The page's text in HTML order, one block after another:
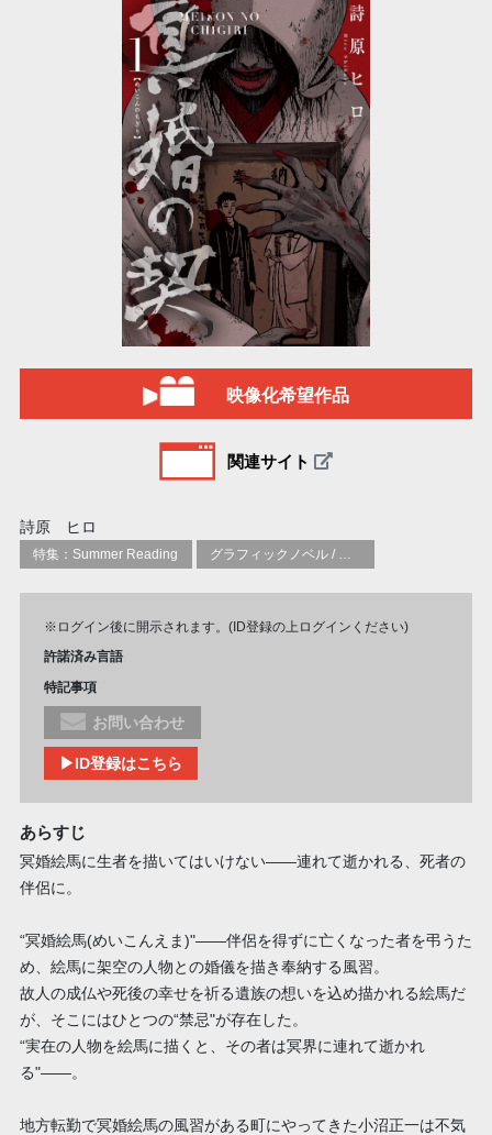
映像化希望作品
関連サイト
詩原 ヒロ
特集：Summer Reading
※ログイン後に開示されます。(ID登録の上ログインください)
許諾済み言語
特記事項
お問い合わせ
▶ID登録はこちら
あらすじ
冥婚絵馬に生者を描いてはいけない――連れて逝かれる、死者の
伴侶に。
“冥婚絵馬(めいこんえま)"――伴侶を得ずに亡くなった者を弔うた
め、絵馬に架空の人物との婚儀を描き奉納する風習。
故人の成仏や死後の幸せを祈る遺族の想いを込め描かれる絵馬だ
が、そこにはひとつの“禁忌"が存在した。
“実在の人物を絵馬に描くと、その者は冥界に連れて逝かれ
る"――。
地方転勤で冥婚絵馬の風習がある町にやってきた小沼正一は不気